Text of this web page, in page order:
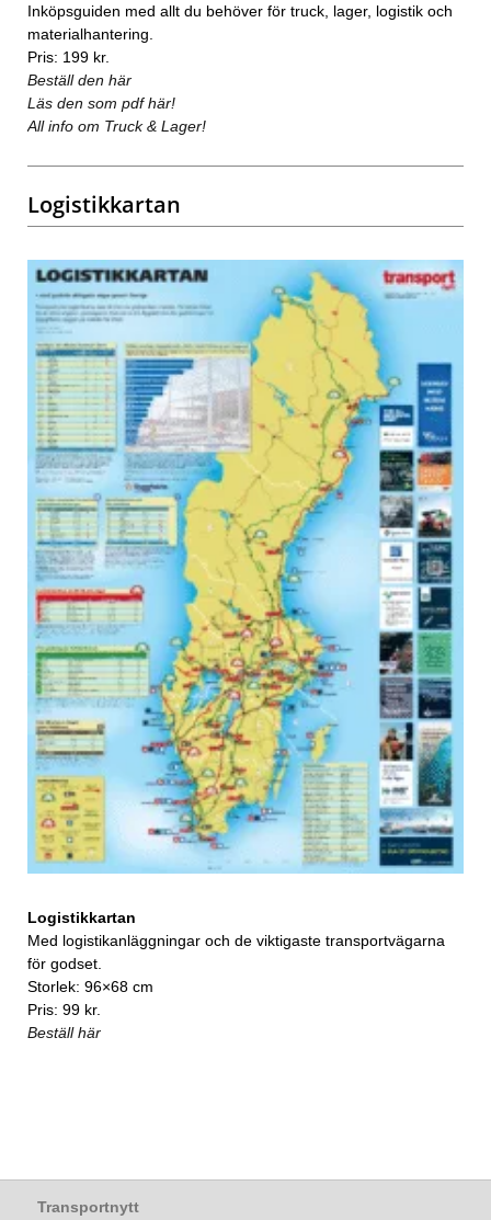
Inköpsguiden med allt du behöver för truck, lager, logistik och
materialhantering.
Pris: 199 kr.
Beställ den här
Läs den som pdf här!
All info om Truck & Lager!
Logistikkartan
Logistikkartan
Med logistikanläggningar och de viktigaste transportvägarna
för godset.
Storlek: 96×68 cm
Pris: 99 kr.
Beställ här
Transportnytt